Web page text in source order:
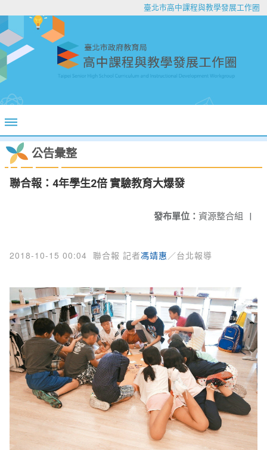
臺北市高中課程與教學發展工作圈
公告彙整
聯合報：4年學生2倍 實驗教育大爆發
發布單位： 資源整合組 |
2018-10-15 00:04 聯合報 記者馮靖惠 ／台北報導